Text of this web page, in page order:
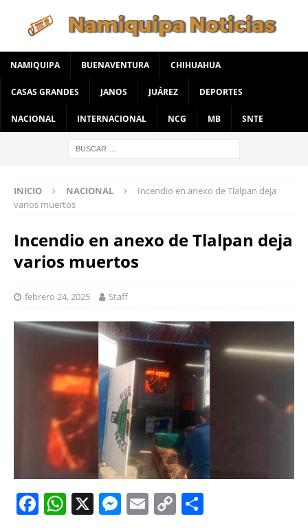
NAMIQUIPA BUENAVENTURA CHIHUAHUA
CASAS GRANDES JANOS JUÁREZ DEPORTES
NACIONAL INTERNACIONAL NCG MB SNTE
INICIO NACIONAL
Incendio en anexo de Tlalpan deja
varios muertos
Incendio en anexo de Tlalpan deja
varios muertos
febrero 24, 2025 Staff
F W X M E C